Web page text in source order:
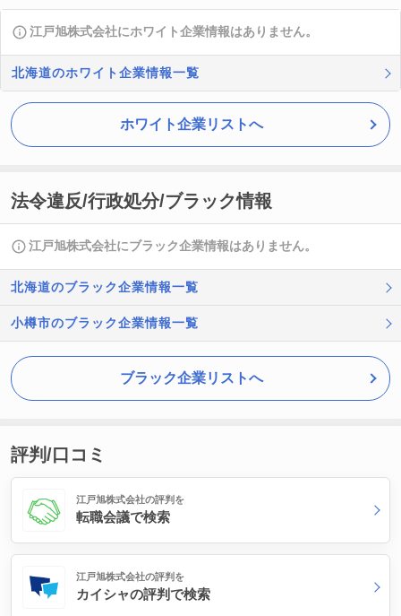
江戸旭株式会社にホワイト企業情報はありません。
北海道のホワイト企業情報一覧
ホワイト企業リストへ
法令違反/行政処分/ブラック情報
江戸旭株式会社にブラック企業情報はありません。
北海道のブラック企業情報一覧
小樽市のブラック企業情報一覧
ブラック企業リストへ
評判/口コミ
江戸旭株式会社の評判を
転職会議で検索
江戸旭株式会社の評判を
カイシャの評判で検索